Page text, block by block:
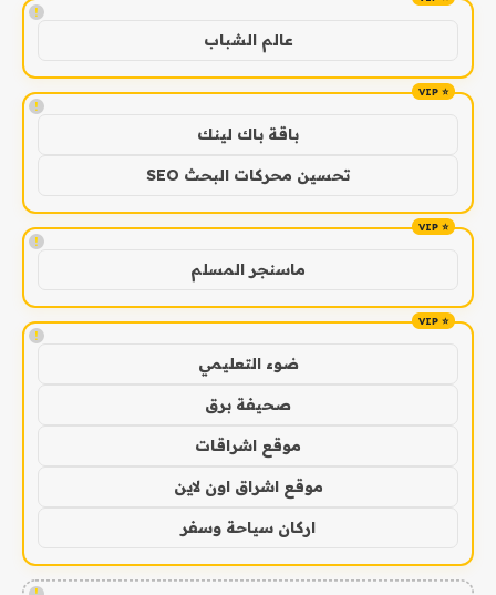
!
عالم الشباب
!
باقة باك لينك
تحسين محركات البحث SEO
!
ماسنجر المسلم
!
ضوء التعليمي
صحيفة برق
موقع اشراقات
موقع اشراق اون لاين
اركان سياحة وسفر